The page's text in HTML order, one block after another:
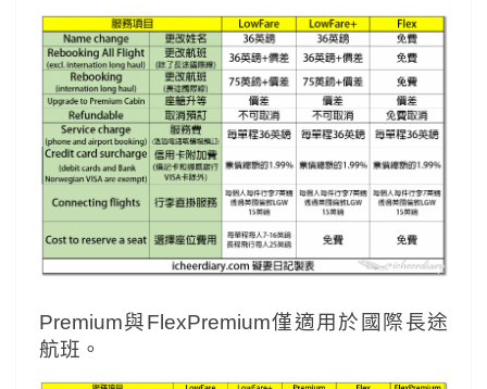
Premium與FlexPremium僅適用於國際長途
航班。